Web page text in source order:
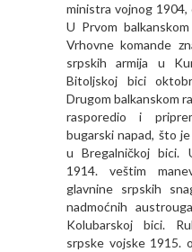
ministra vojnog
U Prvom
Vrhovne komande
srpskih armija u
Bitoljskoj bici
Drugom balkanskom
rasporedio i
bugarski napad, što
u Bregalničkoj bici.
1914. veštim
glavnine srpskih
nadmoćnih
Kolubarskoj bici.
srpske vojske 1915.